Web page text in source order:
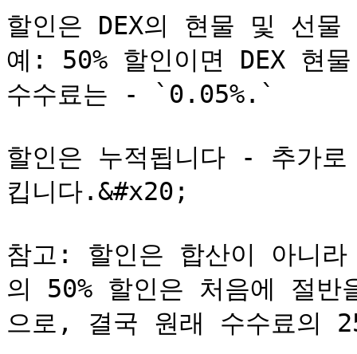
할인은 DEX의 현물 및 선
예: 50% 할인이면 DEX 현
수수료는 - `0.05%.`
할인은 누적됩니다 - 추가
킵니다.&#x20;
참고: 할인은 합산이 아니
의 50% 할인은 처음에 절
으로, 결국 원래 수수료의